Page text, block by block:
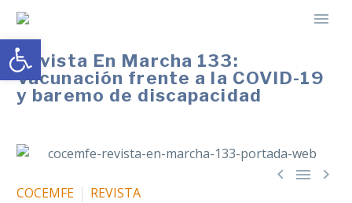
Revista En Marcha 133:
Vacunación frente a la COVID-19
y baremo de discapacidad
  
COCEMFE
REVISTA
Abrir barra de herramientas